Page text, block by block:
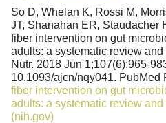
So D, Whelan K, Rossi M,
JT, Shanahan ER, Staudacher
fiber intervention on gut
adults: a systematic review
Nutr. 2018 Jun 1;107(6):965-
10.1093/ajcn/nqy041. PubMed
fiber intervention on gut
adults: a systematic review
(nih.gov)